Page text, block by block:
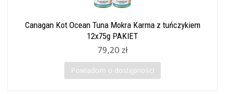
Canagan Kot Ocean Tuna Mokra Karma z tuńczykiem
12x75g PAKIET
79,20 zł
Powiadom o dostępności